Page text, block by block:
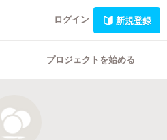
ログイン 新規登録
プロジェクトを始める